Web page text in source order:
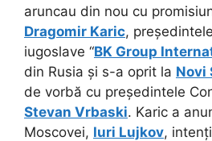
aruncau din nou cu
Dragomir Karic,
iugoslave “BK Group
din Rusia și s-a oprit la Novi
de vorbă cu președintele
Stevan Vrbaski. Karic a
Moscovei, Iuri Lujkov,